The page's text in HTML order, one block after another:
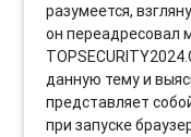
разумеется,
он переадресовал
данную тему и
представляет
при запуске